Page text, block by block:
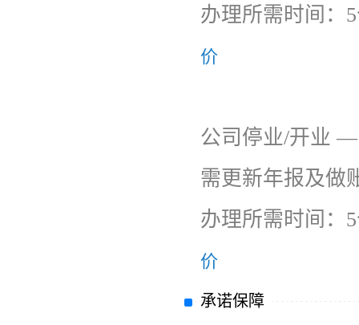
办理所需时间：
价
公司停业/开业
需更新年报及做
办理所需时间：
价
承诺保障